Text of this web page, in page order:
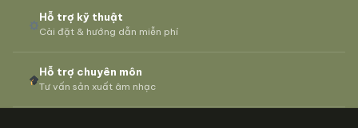
Hỗ trợ kỹ thuật
Cài đặt & hướng dẫn miễn phí
Hỗ trợ chuyên môn
Tư vấn sản xuất âm nhạc